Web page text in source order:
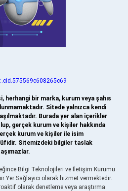
herhangi bir marka, kurum veya şahıs
Sitede yalnızca kendi
Burada yer alan içerikler
gerçek kurum ve kişiler hakkında
kurum ve kişiler ile isim
Sitemizdeki bilgiler taslak
Bilgi Teknolojileri ve İletişim Kurumu
Yer Sağlayıcı olarak hizmet vermektedir.
olarak denetleme veya araştırma